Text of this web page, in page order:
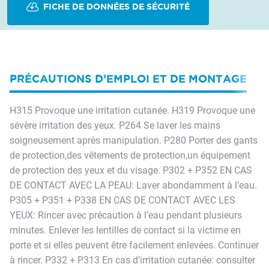
FICHE DE DONNÉES DE SÉCURITÉ
PRÉCAUTIONS D’EMPLOI ET DE MONTAGE
H315 Provoque une irritation cutanée. H319 Provoque une
sévère irritation des yeux. P264 Se laver les mains
soigneusement après manipulation. P280 Porter des gants
de protection,des vêtements de protection,un équipement
de protection des yeux et du visage. P302 + P352 EN CAS
DE CONTACT AVEC LA PEAU: Laver abondamment à l’eau.
P305 + P351 + P338 EN CAS DE CONTACT AVEC LES
YEUX: Rincer avec précaution à l’eau pendant plusieurs
minutes. Enlever les lentilles de contact si la victime en
porte et si elles peuvent être facilement enlevées. Continuer
à rincer. P332 + P313 En cas d’irritation cutanée: consulter